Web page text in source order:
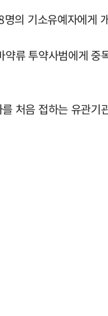
의 기소유예자에게
약류 투약사범에게
처음 접하는 유관